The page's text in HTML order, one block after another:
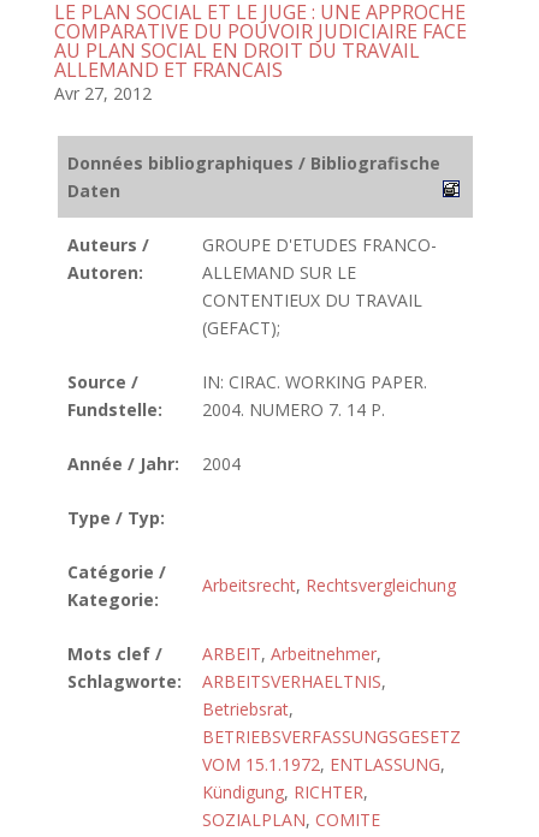
LE PLAN SOCIAL ET LE JUGE : UNE APPROCHE
COMPARATIVE DU POUVOIR JUDICIAIRE FACE
AU PLAN SOCIAL EN DROIT DU TRAVAIL
ALLEMAND ET FRANCAIS
Avr 27, 2012
Données bibliographiques / Bibliografische
Daten
Auteurs /
Autoren:
GROUPE D'ETUDES FRANCO-
ALLEMAND SUR LE
CONTENTIEUX DU TRAVAIL
(GEFACT);
Source /
Fundstelle:
IN: CIRAC. WORKING PAPER.
2004. NUMERO 7. 14 P.
Année / Jahr: 2004
Type / Typ:
Catégorie /
Kategorie:
Arbeitsrecht, Rechtsvergleichung
Mots clef /
Schlagworte:
ARBEIT, Arbeitnehmer,
ARBEITSVERHAELTNIS,
Betriebsrat,
BETRIEBSVERFASSUNGSGESETZ
VOM 15.1.1972, ENTLASSUNG,
Kündigung, RICHTER,
SOZIALPLAN, COMITE